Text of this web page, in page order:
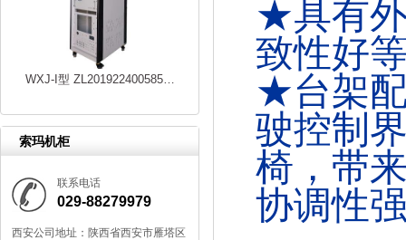
WXJ-I型 ZL201922400585…
索玛机柜
联系电话
029-88279979
西安公司地址：陕西省西安市雁塔区
★具有
致性好
★台架
驶控制
椅，带
协调性